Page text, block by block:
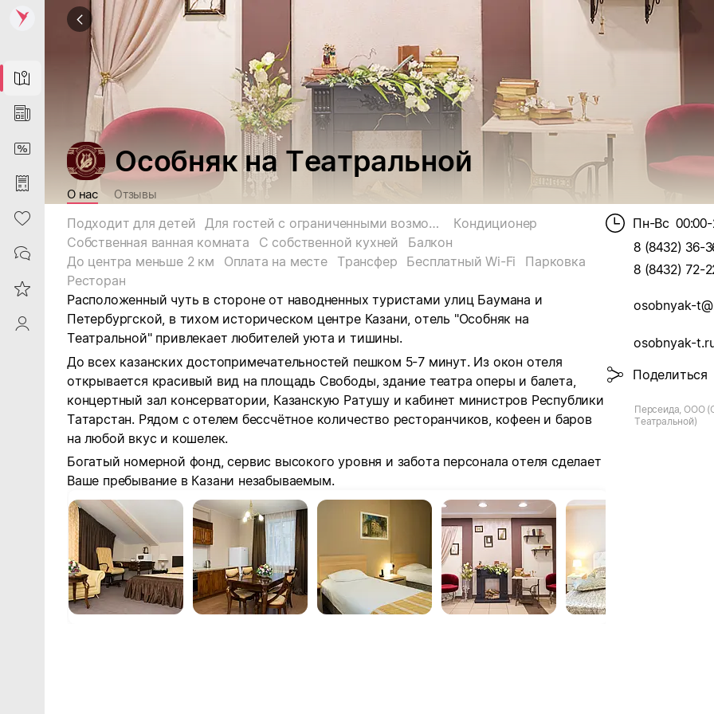
Map
News
DiscountCard
Purchases
Heart
Contacts
Reviews
ProfileSaby
Особняк на Театральной
О нас Отзывы
Подходит для детей Для гостей с ограниченными возможностями
Кондиционер
Собственная ванная комната
С собственной кухней
Балкон
До центра меньше 2 км
Оплата на месте Трансфер Бесплатный Wi-Fi
Парковка
Ресторан
Расположенный чуть в стороне от наводненных туристами улиц Баумана и
Петербургской, в тихом историческом центре Казани, отель "Особняк на
Театральной" привлекает любителей уюта и тишины.
До всех казанских достопримечательностей пешком 5-7 минут. Из окон отеля
открывается красивый вид на площадь Свободы, здание театра оперы и балета,
концертный зал консерватории, Казанскую Ратушу и кабинет министров Республики
Татарстан. Рядом с отелем бессчётное количество ресторанчиков, кофеен и баров
на любой вкус и кошелек.
Богатый номерной фонд, сервис высокого уровня и забота персонала отеля сделает
Ваше пребывание в Казани незабываемым.
Пн-Вс
8 (8432) 36-
8 (8432) 72-
osobnyak-
osobnyak-
Поделиться
Персеида, ООО
Театральной)